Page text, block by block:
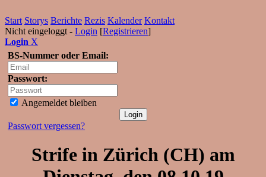
Start Storys Berichte Rezis Kalender Kontakt
Nicht eingeloggt - Login [Registrieren]
Login X
BS-Nummer oder Email:
Passwort:
Angemeldet bleiben
Passwort vergessen?
Strife in Zürich (CH) am